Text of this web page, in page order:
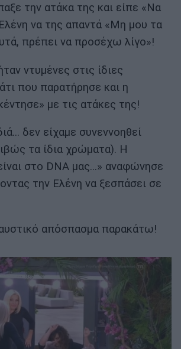
την ατάκα της και είπε «Να
να της απαντά «Μη μου τα
πρέπει να προσέχω λίγο»!
ντυμένες στις ίδιες
που παρατήρησε και η
με τις ατάκες της!
δεν είχαμε συνεννοηθεί
τα ίδια χρώματα). Η
στο DNA μας…» αναφώνησε
την Ελένη να ξεσπάσει σε
απόσπασμα παρακάτω!